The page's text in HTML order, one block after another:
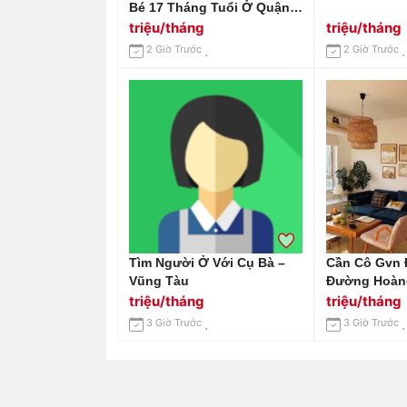
Bé 17 Tháng Tuổi Ở Quận
2, Bé Ngoan, Dễ Thương
Lắm Ạ.
triệu/tháng
2 Giờ Trước
triệu/tháng
2 Giờ Trước
Tìm Người Ở Với Cụ Bà –
Vũng Tàu
triệu/tháng
3 Giờ Trước
Cần Cô Gvn
Đường
Phường Tân
9tr
triệu/tháng
3 Giờ Trước